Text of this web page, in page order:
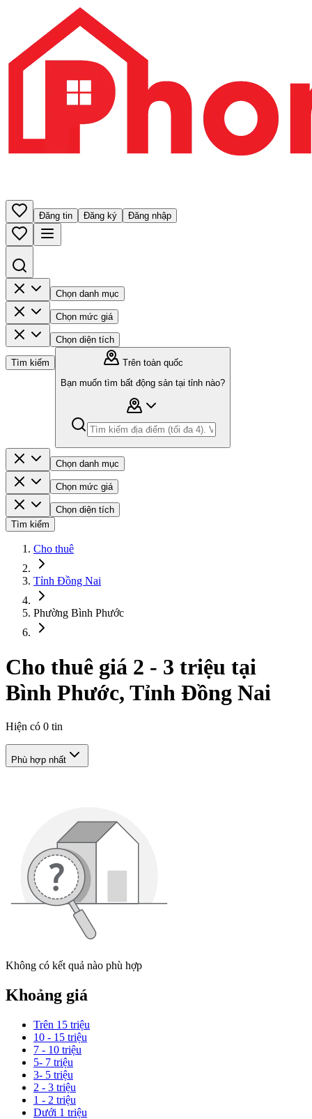
Đăng tin Đăng ký Đăng nhập
Chọn danh mục
Chọn mức giá
Chọn diện tích
Tìm kiếm
Trên toàn quốc
Bạn muốn tìm bất động sản tại tỉnh nào?
Chọn danh mục
Chọn mức giá
Chọn diện tích
Tìm kiếm
Cho thuê
Tỉnh Đồng Nai
Phường Bình Phước
Cho thuê giá 2 - 3 triệu tại
Bình Phước, Tỉnh Đồng Nai
Hiện có 0 tin
Phù hợp nhất
Không có kết quả nào phù hợp
Khoảng giá
Trên 15 triệu
10 - 15 triệu
7 - 10 triệu
5- 7 triệu
3- 5 triệu
2 - 3 triệu
1 - 2 triệu
Dưới 1 triệu